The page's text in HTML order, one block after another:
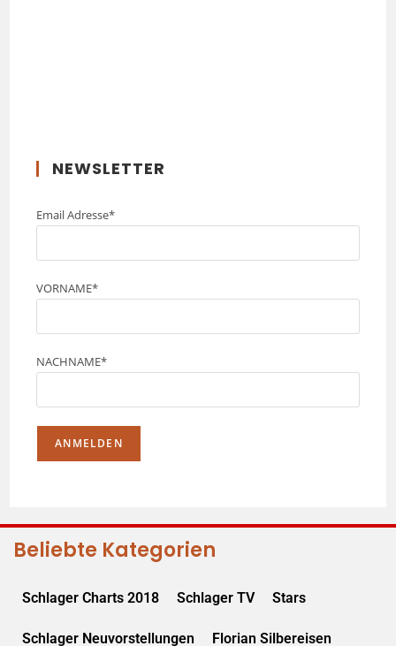
NEWSLETTER
Email Adresse*
VORNAME*
NACHNAME*
Beliebte Kategorien
Schlager Charts 2018 Schlager TV Stars
Schlager Neuvorstellungen Florian Silbereisen